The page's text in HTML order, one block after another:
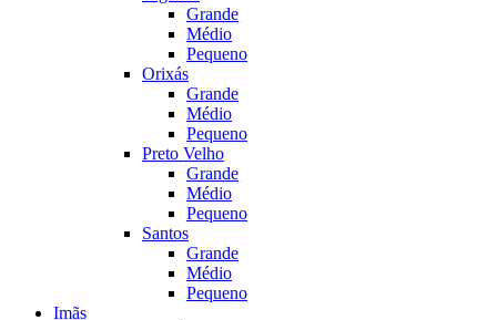
Grande
Médio
Pequeno
Orixás
Grande
Médio
Pequeno
Preto Velho
Grande
Médio
Pequeno
Santos
Grande
Médio
Pequeno
Imãs